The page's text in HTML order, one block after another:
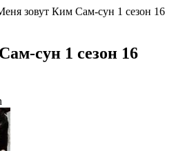
зовут Ким Сам-сун 1 сезон 16
сун 1 сезон 16